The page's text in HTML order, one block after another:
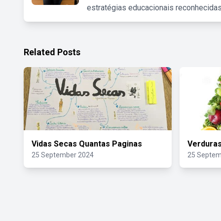
estratégias educacionais
Related Posts
Vidas Secas Quantas Paginas
25 September 2024 25